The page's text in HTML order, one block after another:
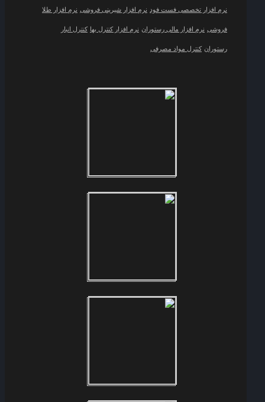
نرم افزار تخصصی فست فود نرم افزار شیرینی فروشی نرم افزار طلا
فروشی نرم افزار مالی رستوران نرم افزار کنترل بها کنترل انبار
رستوران کنترل مواد مصرفی